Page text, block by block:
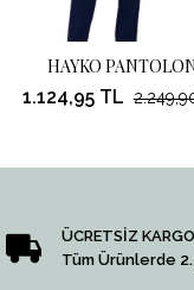
HAYKO
1.124,95 TL
ÜCRETSİZ KARGO
Tüm Ürünlerde